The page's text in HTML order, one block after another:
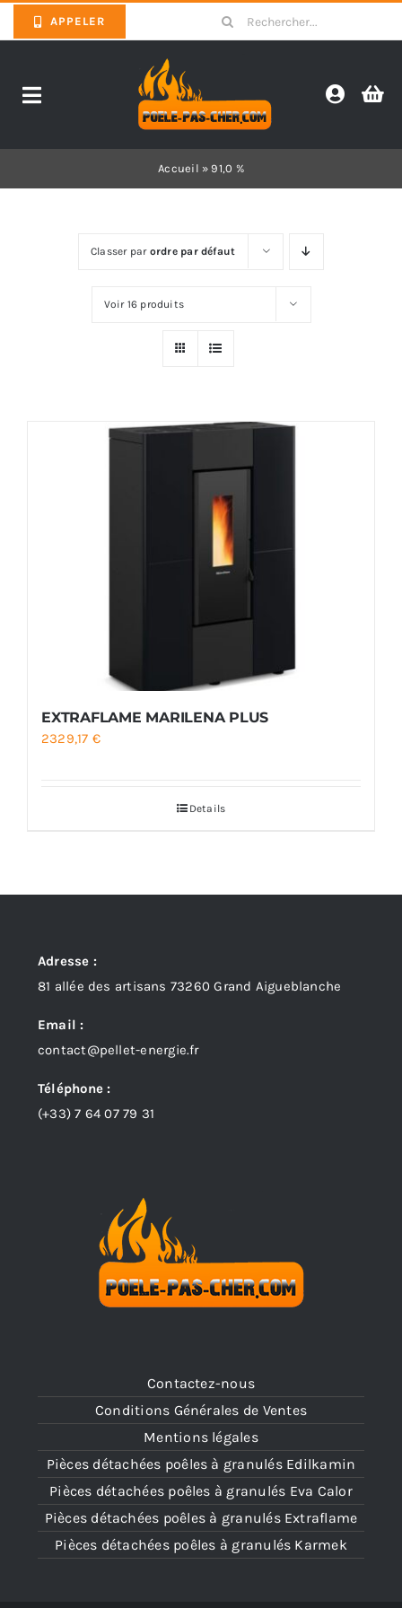
to
APPELER
Search
for:
Toggle
Accueil » 91,0 %
Classer par ordre par défaut
Voir 16 produits
EXTRAFLAME MARILENA PLUS
2329,17 €
Details
Contactez-nous
Conditions Générales de Ventes
Mentions légales
Pièces détachées poêles à granulés Edilkamin
Pièces détachées poêles à granulés Eva Calor
Pièces détachées poêles à granulés Extraflame
Pièces détachées poêles à granulés Karmek
Adresse :
81 allée des artisans 73260 Grand Aigueblanche
Email :
contact@pellet-energie.fr
Téléphone :
(+33)7 64 07 79 31